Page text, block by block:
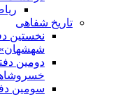
تاریخ شفاهی
نخستین
شهشهان»
دومین
سومین